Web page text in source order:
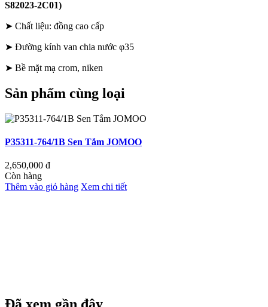
S82023-2C01)
➤ Chất liệu: đồng cao cấp
➤ Đường kính van chia nước φ35
➤ Bề mặt mạ crom, niken
Sản phẩm cùng loại
P35311-764/1B Sen Tắm JOMOO
2,650,000 đ
Còn hàng
Thêm vào giỏ hàng Xem chi tiết